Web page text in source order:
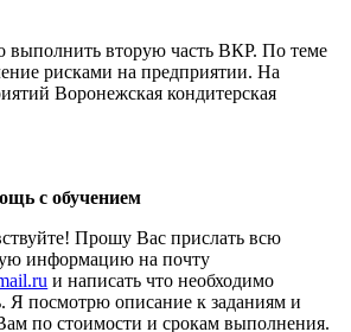
выполнить вторую часть ВКР. По теме
рисками на предприятии. На
Воронежская кондитерская
с обучением
Прошу Вас прислать всю
информацию на почту
и написать что необходимо
Я посмотрю описание к заданиям и
по стоимости и срокам выполнения.